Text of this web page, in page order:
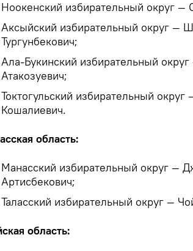
Ноокенский избирательный округ —
Аксыйский избирательный округ —
Тургунбекович;
Ала-Букинский избирательный
Атакозуевич;
Токтогульский избирательный
Кошалиевич.
область:
Манасский избирательный округ —
Артисбекович;
Таласский избирательный округ —
область: